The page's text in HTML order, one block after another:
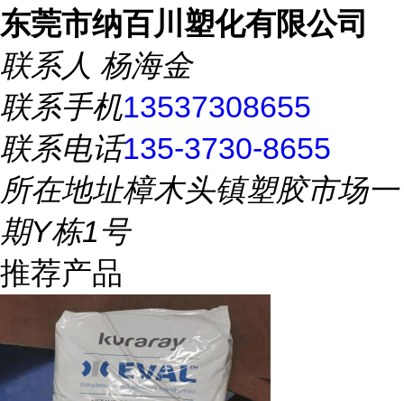
东莞市纳百川塑化有限公司
联系人 杨海金
联系手机13537308655
联系电话135-3730-8655
所在地址樟木头镇塑胶市场一
期Y栋1号
推荐产品